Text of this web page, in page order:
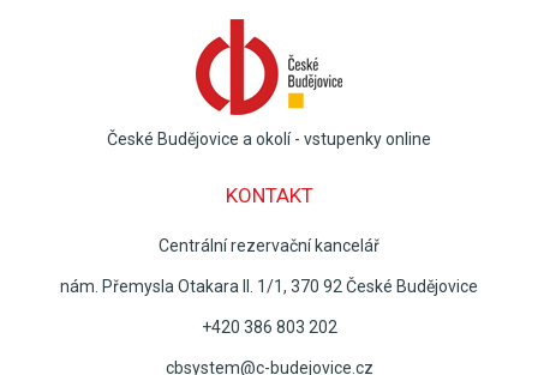
České Budějovice a okolí - vstupenky online
KONTAKT
Centrální rezervační kancelář
nám. Přemysla Otakara II. 1/1, 370 92 České Budějovice
+420 386 803 202
cbsystem@c-budejovice.cz